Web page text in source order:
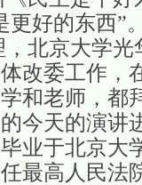
好的东西”
北京大学
改委工作
和老师，都
今天的演讲
业于北京大
最高人民法